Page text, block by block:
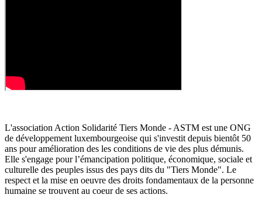
L'association Action Solidarité Tiers Monde - ASTM est une ONG
de développement luxembourgeoise qui s'investit depuis bientôt 50
ans pour amélioration des les conditions de vie des plus démunis.
Elle s'engage pour l’émancipation politique, économique, sociale et
culturelle des peuples issus des pays dits du "Tiers Monde". Le
respect et la mise en oeuvre des droits fondamentaux de la personne
humaine se trouvent au coeur de ses actions.